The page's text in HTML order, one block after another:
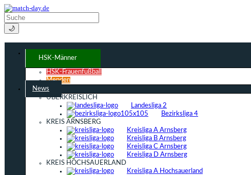
🌙
HSK-Männer
HSK-Frauenfußball
Menden
News
ÜBERKREISLICH
Landesliga 2
Bezirksliga 4
KREIS ARNSBERG
Kreisliga A Arnsberg
Kreisliga B Arnsberg
Kreisliga C Arnsberg
Kreisliga D Arnsberg
KREIS HOCHSAUERLAND
Kreisliga A Hochsauerland